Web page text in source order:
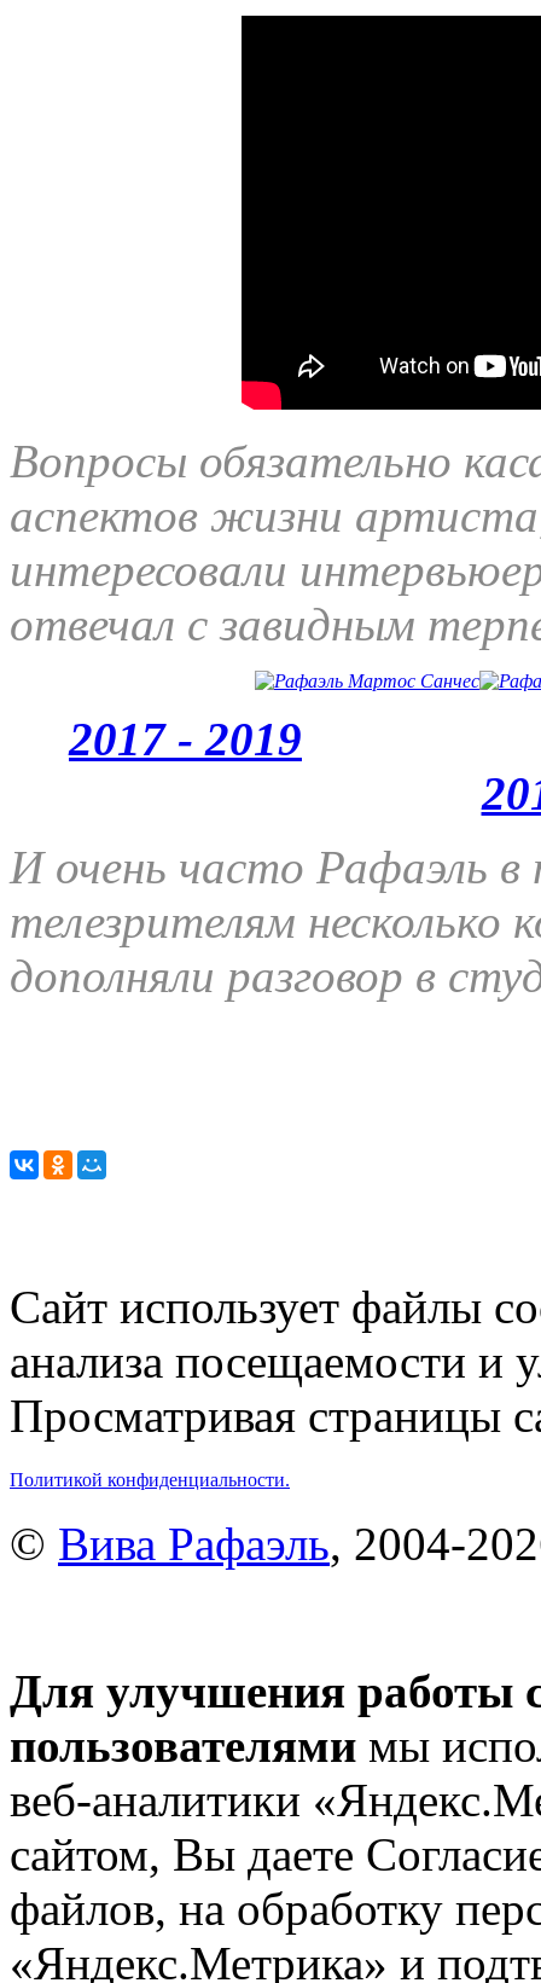
Вопросы обязательно
аспектов жизни
интересовали
отвечал с завидным
2017 - 2019
И очень часто Рафаэль
телезрителям несколько
дополняли разговор в
Сайт использует файлы
анализа посещаемости и
Просматривая страницы
Политикой конфиденциальности.
© Вива Рафаэль, 2004-
Для улучшения работы
пользователями мы
веб-аналитики
сайтом, Вы даете
файлов, на обработку
«Яндекс.Метрика» и